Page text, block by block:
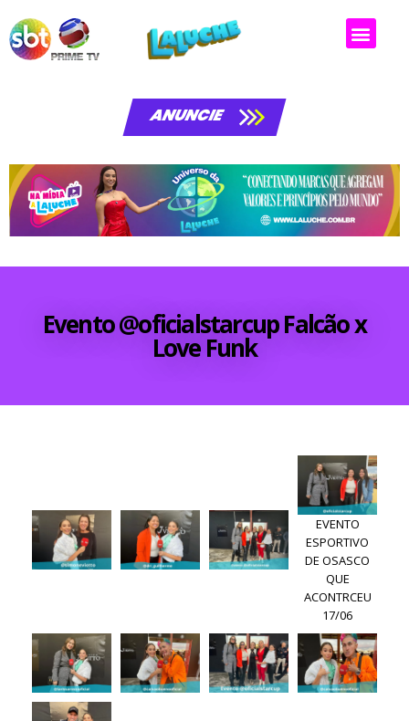
ANUNCIE
Evento @oficialstarcup Falcão x
Love Funk
EVENTO
ESPORTIVO
DE OSASCO
QUE
ACONTRCEU
17/06